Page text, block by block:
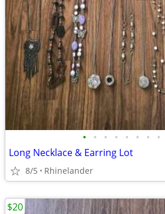
• • • • • • • •
Long Necklace & Earring Lot
8/5 Rhinelander
$20